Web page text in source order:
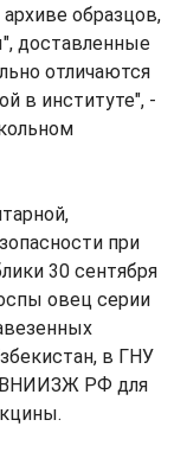
образцов,
доставленные
отличаются
в институте", -
при
30 сентября
овец серии
в ГНУ
ВНИИЗЖ РФ для